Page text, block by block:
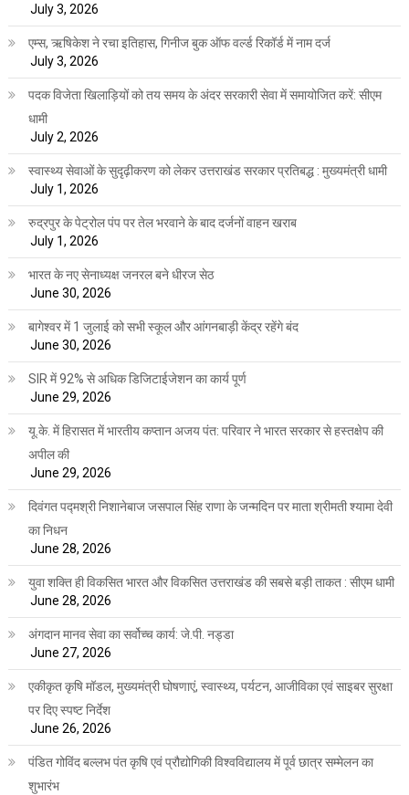
July 3, 2026
एम्स, ऋषिकेश ने रचा इतिहास, गिनीज बुक ऑफ वर्ल्ड रिकॉर्ड में नाम दर्ज
July 3, 2026
पदक विजेता खिलाड़ियों को तय समय के अंदर सरकारी सेवा में समायोजित करें: सीएम
धामी
July 2, 2026
स्वास्थ्य सेवाओं के सुदृढ़ीकरण को लेकर उत्तराखंड सरकार प्रतिबद्ध : मुख्यमंत्री धामी
July 1, 2026
रुद्रपुर के पेट्रोल पंप पर तेल भरवाने के बाद दर्जनों वाहन खराब
July 1, 2026
भारत के नए सेनाध्यक्ष जनरल बने धीरज सेठ
June 30, 2026
बागेश्वर में 1 जुलाई को सभी स्कूल और आंगनबाड़ी केंद्र रहेंगे बंद
June 30, 2026
SIR में 92% से अधिक डिजिटाईजेशन का कार्य पूर्ण
June 29, 2026
यू.के. में हिरासत में भारतीय कप्तान अजय पंत: परिवार ने भारत सरकार से हस्तक्षेप की
अपील की
June 29, 2026
दिवंगत पद्मश्री निशानेबाज जसपाल सिंह राणा के जन्मदिन पर माता श्रीमती श्यामा देवी
का निधन
June 28, 2026
युवा शक्ति ही विकसित भारत और विकसित उत्तराखंड की सबसे बड़ी ताकत : सीएम धामी
June 28, 2026
अंगदान मानव सेवा का सर्वोच्च कार्य: जे.पी. नड्डा
June 27, 2026
एकीकृत कृषि मॉडल, मुख्यमंत्री घोषणाएं, स्वास्थ्य, पर्यटन, आजीविका एवं साइबर सुरक्षा
पर दिए स्पष्ट निर्देश
June 26, 2026
पंडित गोविंद बल्लभ पंत कृषि एवं प्रौद्योगिकी विश्वविद्यालय में पूर्व छात्र सम्मेलन का
शुभारंभ